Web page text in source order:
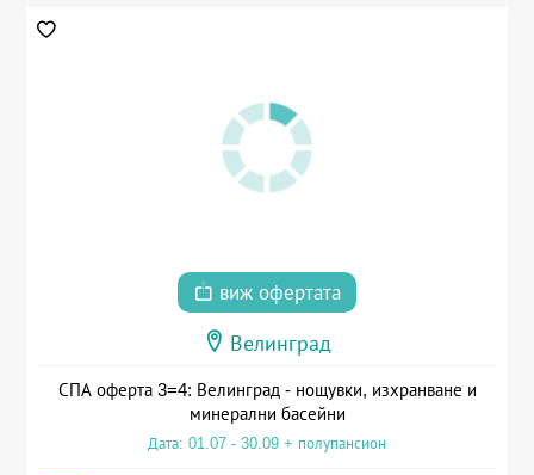
виж офертата
Велинград
СПА оферта 3=4: Велинград - нощувки, изхранване и
минерални басейни
Дата: 01.07 - 30.09 + полупансион